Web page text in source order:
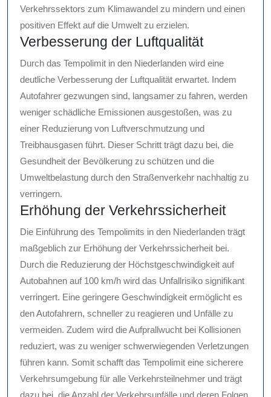
Verkehrssektors zum Klimawandel zu mindern und einen
positiven Effekt auf die Umwelt zu erzielen.
Verbesserung der Luftqualität
Durch das Tempolimit in den Niederlanden wird eine
deutliche Verbesserung der Luftqualität erwartet. Indem
Autofahrer gezwungen sind, langsamer zu fahren, werden
weniger schädliche Emissionen ausgestoßen, was zu
einer Reduzierung von Luftverschmutzung und
Treibhausgasen führt. Dieser Schritt trägt dazu bei, die
Gesundheit der Bevölkerung zu schützen und die
Umweltbelastung durch den Straßenverkehr nachhaltig zu
verringern.
Erhöhung der Verkehrssicherheit
Die Einführung des Tempolimits in den Niederlanden trägt
maßgeblich zur Erhöhung der Verkehrssicherheit bei.
Durch die Reduzierung der Höchstgeschwindigkeit auf
Autobahnen auf 100 km/h wird das Unfallrisiko signifikant
verringert. Eine geringere Geschwindigkeit ermöglicht es
den Autofahrern, schneller zu reagieren und Unfälle zu
vermeiden. Zudem wird die Aufprallwucht bei Kollisionen
reduziert, was zu weniger schwerwiegenden Verletzungen
führen kann. Somit schafft das Tempolimit eine sicherere
Verkehrsumgebung für alle Verkehrsteilnehmer und trägt